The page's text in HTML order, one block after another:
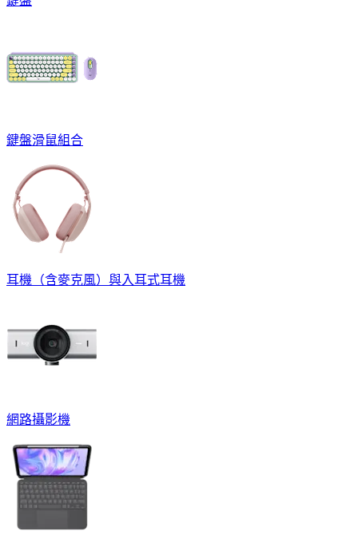
鍵盤滑鼠組合
耳機（含麥克風）與入耳式耳機
網路攝影機